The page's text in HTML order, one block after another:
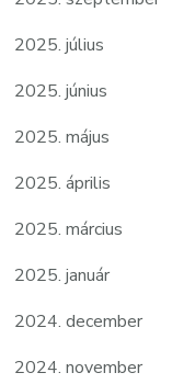
2025. július
2025. június
2025. május
2025. április
2025. március
2025. január
2024. december
2024. november